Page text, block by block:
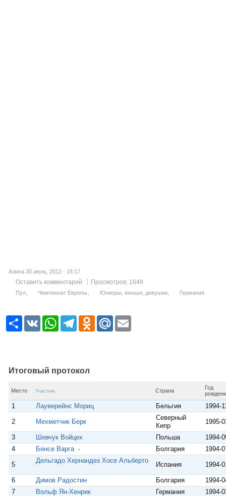
Алина 30 июль, 2012 - 18:17
Оставить комментарий Просмотров: 1649
Пул Чемпионат Европы Юниоры, юноши, девушки Германия
Р
V
K
W
p
p
T
a
m
O
i
M
Итоговый протокол
Место Участник Страна
Год
1 Лауверейнс Мориц Бельгия 1994-
2 Мехметчик Берк
Северный
Кипр
1995-
3 Шевчук Войцех Польша
1994-
4
Бенсе Варга - Болгария 1994-
5
Дельгадо Хернандез Хосе Альберто
Испания 1994-
6 Димов Радостин Болгария
1994-
7
Вольф Ян-Хенрик Германия
1994-